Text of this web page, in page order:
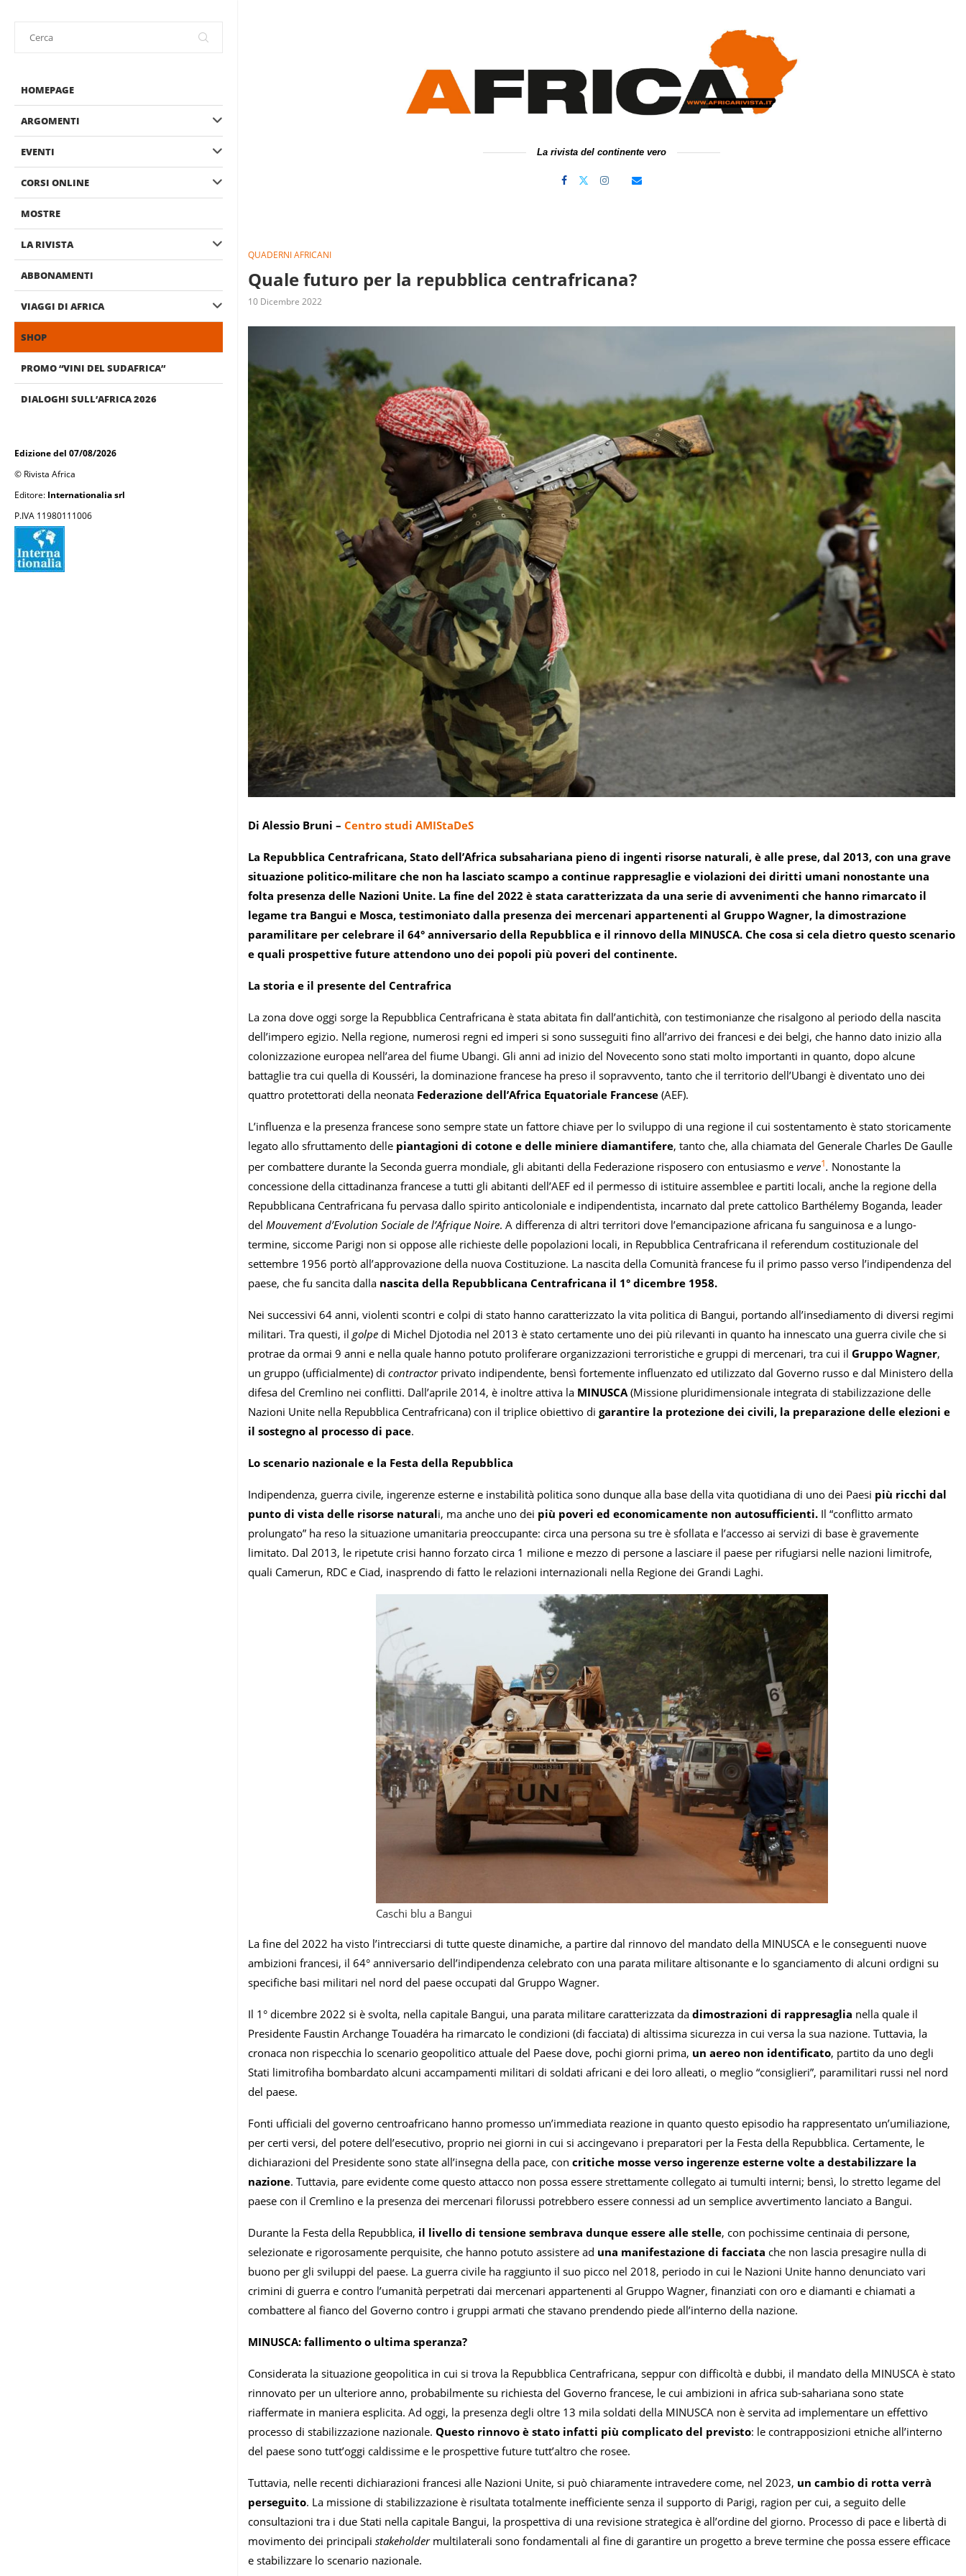
HOMEPAGE
ARGOMENTI
EVENTI
CORSI ONLINE
MOSTRE
LA RIVISTA
ABBONAMENTI
VIAGGI DI AFRICA
SHOP
PROMO “VINI DEL SUDAFRICA”
DIALOGHI SULL’AFRICA 2026
Edizione del 07/08/2026
© Rivista Africa
Editore: Internationalia srl
P.IVA 11980111006
La rivista del continente vero
QUADERNI AFRICANI
Quale futuro per la repubblica centrafricana?
10 Dicembre 2022
Di Alessio Bruni – Centro studi AMIStaDeS
La Repubblica Centrafricana, Stato dell’Africa subsahariana pieno di ingenti risorse naturali, è alle prese, dal 2013, con una grave
situazione politico-militare che non ha lasciato scampo a continue rappresaglie e violazioni dei diritti umani nonostante una
folta presenza delle Nazioni Unite. La fine del 2022 è stata caratterizzata da una serie di avvenimenti che hanno rimarcato il
legame tra Bangui e Mosca, testimoniato dalla presenza dei mercenari appartenenti al Gruppo Wagner, la dimostrazione
paramilitare per celebrare il 64° anniversario della Repubblica e il rinnovo della MINUSCA. Che cosa si cela dietro questo scenario
e quali prospettive future attendono uno dei popoli più poveri del continente.
La storia e il presente del Centrafrica
La zona dove oggi sorge la Repubblica Centrafricana è stata abitata fin dall’antichità, con testimonianze che risalgono al periodo della nascita
dell’impero egizio. Nella regione, numerosi regni ed imperi si sono susseguiti fino all’arrivo dei francesi e dei belgi, che hanno dato inizio alla
colonizzazione europea nell’area del fiume Ubangi. Gli anni ad inizio del Novecento sono stati molto importanti in quanto, dopo alcune
battaglie tra cui quella di Kousséri, la dominazione francese ha preso il sopravvento, tanto che il territorio dell’Ubangi è diventato uno dei
quattro protettorati della neonata Federazione dell’Africa Equatoriale Francese (AEF).
L’influenza e la presenza francese sono sempre state un fattore chiave per lo sviluppo di una regione il cui sostentamento è stato storicamente
legato allo sfruttamento delle piantagioni di cotone e delle miniere diamantifere, tanto che, alla chiamata del Generale Charles De Gaulle
per combattere durante la Seconda guerra mondiale, gli abitanti della Federazione risposero con entusiasmo e verve1. Nonostante la
concessione della cittadinanza francese a tutti gli abitanti dell’AEF ed il permesso di istituire assemblee e partiti locali, anche la regione della
Repubblicana Centrafricana fu pervasa dallo spirito anticoloniale e indipendentista, incarnato dal prete cattolico Barthélemy Boganda, leader
del Mouvement d’Evolution Sociale de l’Afrique Noire. A differenza di altri territori dove l’emancipazione africana fu sanguinosa e a lungo-
termine, siccome Parigi non si oppose alle richieste delle popolazioni locali, in Repubblica Centrafricana il referendum costituzionale del
settembre 1956 portò all’approvazione della nuova Costituzione. La nascita della Comunità francese fu il primo passo verso l’indipendenza del
paese, che fu sancita dalla nascita della Repubblicana Centrafricana il 1° dicembre 1958.
Nei successivi 64 anni, violenti scontri e colpi di stato hanno caratterizzato la vita politica di Bangui, portando all’insediamento di diversi regimi
militari. Tra questi, il golpe di Michel Djotodia nel 2013 è stato certamente uno dei più rilevanti in quanto ha innescato una guerra civile che si
protrae da ormai 9 anni e nella quale hanno potuto proliferare organizzazioni terroristiche e gruppi di mercenari, tra cui il Gruppo Wagner,
un gruppo (ufficialmente) di contractorprivato indipendente, bensì fortemente influenzato ed utilizzato dal Governo russo e dal Ministero della
difesa del Cremlino nei conflitti. Dall’aprile 2014, è inoltre attiva la MINUSCA (Missione pluridimensionale integrata di stabilizzazione delle
Nazioni Unite nella Repubblica Centrafricana) con il triplice obiettivo di garantire la protezione dei civili, la preparazione delle elezioni e
il sostegno al processo di pace.
Lo scenario nazionale e la Festa della Repubblica
Indipendenza, guerra civile, ingerenze esterne e instabilità politica sono dunque alla base della vita quotidiana di uno dei Paesi più ricchi dal
punto di vista delle risorse naturali, ma anche uno dei più poveri ed economicamente non autosufficienti. Il “conflitto armato
prolungato” ha reso la situazione umanitaria preoccupante: circa una persona su tre è sfollata e l’accesso ai servizi di base è gravemente
limitato. Dal 2013, le ripetute crisi hanno forzato circa 1 milione e mezzo di persone a lasciare il paese per rifugiarsi nelle nazioni limitrofe,
quali Camerun, RDC e Ciad, inasprendo di fatto le relazioni internazionali nella Regione dei Grandi Laghi.
Caschi blu a Bangui
La fine del 2022 ha visto l’intrecciarsi di tutte queste dinamiche, a partire dal rinnovo del mandato della MINUSCA e le conseguenti nuove
ambizioni francesi, il 64° anniversario dell’indipendenza celebrato con una parata militare altisonante e lo sganciamento di alcuni ordigni su
specifiche basi militari nel nord del paese occupati dal Gruppo Wagner.
Il 1° dicembre 2022 si è svolta, nella capitale Bangui, una parata militare caratterizzata da dimostrazioni di rappresaglia nella quale il
Presidente Faustin Archange Touadéra ha rimarcato le condizioni (di facciata) di altissima sicurezza in cui versa la sua nazione. Tuttavia, la
cronaca non rispecchia lo scenario geopolitico attuale del Paese dove, pochi giorni prima, un aereo non identificato, partito da uno degli
Stati limitrofiha bombardato alcuni accampamenti militari di soldati africani e dei loro alleati, o meglio “consiglieri”, paramilitari russi nel nord
del paese.
Fonti ufficiali del governo centroafricano hanno promesso un’immediata reazione in quanto questo episodio ha rappresentato un’umiliazione,
per certi versi, del potere dell’esecutivo, proprio nei giorni in cui si accingevano i preparatori per la Festa della Repubblica. Certamente, le
dichiarazioni del Presidente sono state all’insegna della pace, con critiche mosse verso ingerenze esterne volte a destabilizzare la
nazione. Tuttavia, pare evidente come questo attacco non possa essere strettamente collegato ai tumulti interni; bensì, lo stretto legame del
paese con il Cremlino e la presenza dei mercenari filorussi potrebbero essere connessi ad un semplice avvertimento lanciato a Bangui.
Durante la Festa della Repubblica, il livello di tensione sembrava dunque essere alle stelle, con pochissime centinaia di persone,
selezionate e rigorosamente perquisite, che hanno potuto assistere ad una manifestazione di facciata che non lascia presagire nulla di
buono per gli sviluppi del paese. La guerra civile ha raggiunto il suo picco nel 2018, periodo in cui le Nazioni Unite hanno denunciato vari
crimini di guerra e contro l’umanità perpetrati dai mercenari appartenenti al Gruppo Wagner, finanziati con oro e diamanti e chiamati a
combattere al fianco del Governo contro i gruppi armati che stavano prendendo piede all’interno della nazione.
MINUSCA: fallimento o ultima speranza?
Considerata la situazione geopolitica in cui si trova la Repubblica Centrafricana, seppur con difficoltà e dubbi, il mandato della MINUSCA è stato
rinnovato per un ulteriore anno, probabilmente su richiesta del Governo francese, le cui ambizioni in africa sub-sahariana sono state
riaffermate in maniera esplicita. Ad oggi, la presenza degli oltre 13 mila soldati della MINUSCA non è servita ad implementare un effettivo
processo di stabilizzazione nazionale. Questo rinnovo è stato infatti più complicato del previsto: le contrapposizioni etniche all’interno
del paese sono tutt’oggi caldissime e le prospettive future tutt’altro che rosee.
Tuttavia, nelle recenti dichiarazioni francesi alle Nazioni Unite, si può chiaramente intravedere come, nel 2023, un cambio di rotta verrà
perseguito. La missione di stabilizzazione è risultata totalmente inefficiente senza il supporto di Parigi, ragion per cui, a seguito delle
consultazioni tra i due Stati nella capitale Bangui, la prospettiva di una revisione strategica è all’ordine del giorno. Processo di pace e libertà di
movimento dei principali stakeholdermultilaterali sono fondamentali al fine di garantire un progetto a breve termine che possa essere efficace
e stabilizzare lo scenario nazionale.